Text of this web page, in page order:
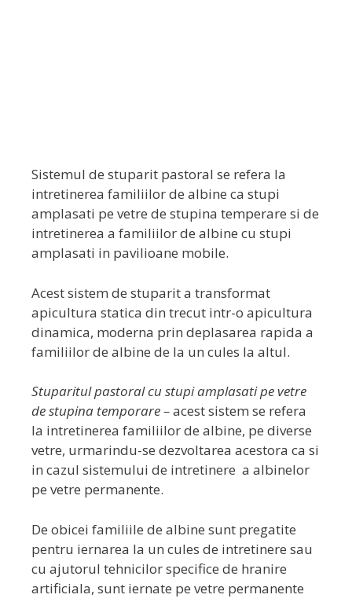
Sistemul de stuparit pastoral se refera la
intretinerea familiilor de albine ca stupi
amplasati pe vetre de stupina temperare si de
intretinerea a familiilor de albine cu stupi
amplasati in pavilioane mobile.
Acest sistem de stuparit a transformat
apicultura statica din trecut intr-o apicultura
dinamica, moderna prin deplasarea rapida a
familiilor de albine de la un cules la altul.
Stuparitul pastoral cu stupi amplasati pe vetre
de stupina temporare –acest sistem se refera
la intretinerea familiilor de albine, pe diverse
vetre, urmarindu-se dezvoltarea acestora ca si
in cazul sistemului de intretinere a albinelor
pe vetre permanente.
De obicei familiile de albine sunt pregatite
pentru iernarea la un cules de intretinere sau
cu ajutorul tehnicilor specifice de hranire
artificiala, sunt iernate pe vetre permanente